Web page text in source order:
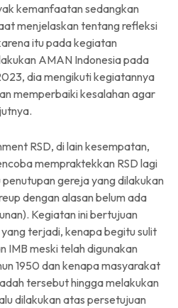
kemanfaatan sedangkan
menjelaskan tentang refleksi
itu pada kegiatan
AMAN Indonesia pada
dia mengikuti kegiatannya
memperbaiki kesalahan agar
RSD, di lain kesempatan,
mempraktekkan RSD lagi
gereja yang dilakukan
dengan alasan belum ada
Kegiatan ini bertujuan
terjadi, kenapa begitu sulit
IMB meski telah digunakan
1950 dan kenapa masyarakat
tersebut hingga melakukan
dilakukan atas persetujuan